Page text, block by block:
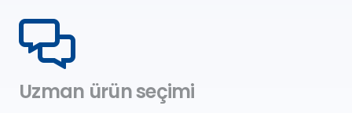
Uzman ürün seçimi